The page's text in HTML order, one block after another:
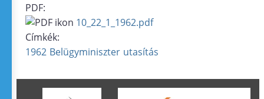
PDF:
10_22_1_1962.pdf
Címkék:
1962 Belügyminiszter utasítás